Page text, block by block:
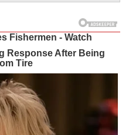
Fishermen - Watch
Response After Being
Tire